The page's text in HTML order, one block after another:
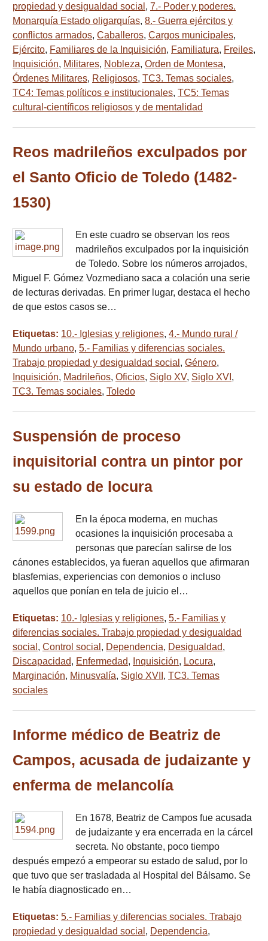
propiedad y desigualdad social , 7.- Poder y poderes.
Monarquía Estado oligarquías, 8.- Guerra ejércitos y
conflictos armados, Caballeros, Cargos municipales,
Ejército, Familiares de la Inquisición, Familiatura, Freiles,
Inquisición, Militares, Nobleza, Orden de Montesa,
Órdenes Militares, Religiosos, TC3. Temas sociales,
TC4: Temas políticos e institucionales, TC5: Temas
cultural-científicos religiosos y de mentalidad
Reos madrileños exculpados por
el Santo Oficio de Toledo (1482-
1530)
En este cuadro se observan los reos
madrileños exculpados por la inquisición
de Toledo. Sobre los números arrojados,
Miguel F. Gómez Vozmediano saca a colación una serie
de lecturas derivadas. En primer lugar, destaca el hecho
de que estos casos se…
Etiquetas: 10.- Iglesias y religiones, 4.- Mundo rural /
Mundo urbano, 5.- Familias y diferencias sociales.
Trabajo propiedad y desigualdad social , Género,
Inquisición, Madrileños, Oficios, Siglo XV, Siglo XVI ,
TC3. Temas sociales, Toledo
Suspensión de proceso
inquisitorial contra un pintor por
su estado de locura
En la época moderna, en muchas
ocasiones la inquisición procesaba a
personas que parecían salirse de los
cánones establecidos, ya fueran aquellos que afirmaran
blasfemias, experiencias con demonios o incluso
aquellos que ponían en tela de juicio el…
Etiquetas: 10.- Iglesias y religiones, 5.- Familias y
diferencias sociales. Trabajo propiedad y desigualdad
social , Control social , Dependencia, Desigualdad,
Discapacidad, Enfermedad, Inquisición, Locura,
Marginación, Minusvalía, Siglo XVII , TC3. Temas
sociales
Informe médico de Beatriz de
Campos, acusada de judaizante y
enferma de melancolía
En 1678, Beatriz de Campos fue acusada
de judaizante y era encerrada en la cárcel
secreta. No obstante, poco tiempo
después empezó a empeorar su estado de salud, por lo
que tuvo que ser trasladada al Hospital del Bálsamo. Se
le había diagnosticado en…
Etiquetas: 5.- Familias y diferencias sociales. Trabajo
propiedad y desigualdad social , Dependencia,